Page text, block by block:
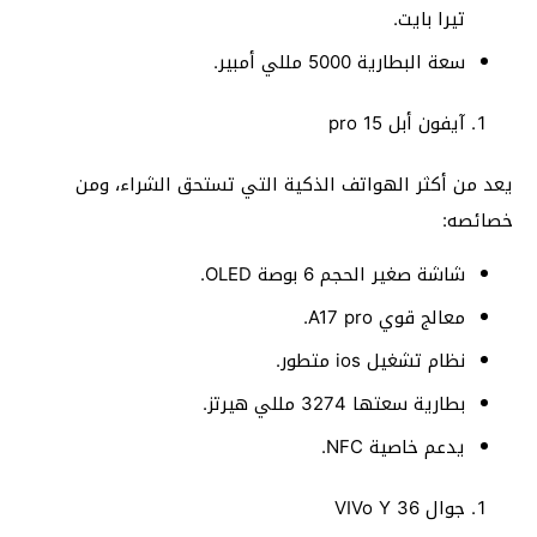
تيرا بايت.
سعة البطارية 5000 مللي أمبير.
آيفون أبل 15 pro
يعد من أكثر الهواتف الذكية التي تستحق الشراء، ومن
خصائصه:
شاشة صغير الحجم 6 بوصة OLED.
معالج قوي A17 pro.
نظام تشغيل ios متطور.
بطارية سعتها 3274 مللي هيرتز.
يدعم خاصية NFC.
جوال VIVo Y 36